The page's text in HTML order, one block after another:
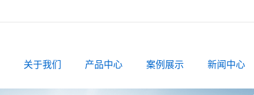
关于我们
公司简介
产品中心
椰壳活性炭
案例展示
案例展示
新闻中心
公司动态